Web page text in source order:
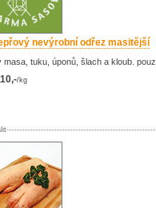
nevýrobní odřez masitější
masa, tuku, úponů, šlach a kloub.
/kg